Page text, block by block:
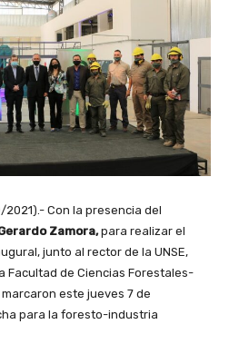
2021).- Con la presencia del
Zamora,para realizar el
junto al rector de la UNSE,
Facultad de Ciencias Forestales-
marcaron este jueves 7 de
para la foresto-industria